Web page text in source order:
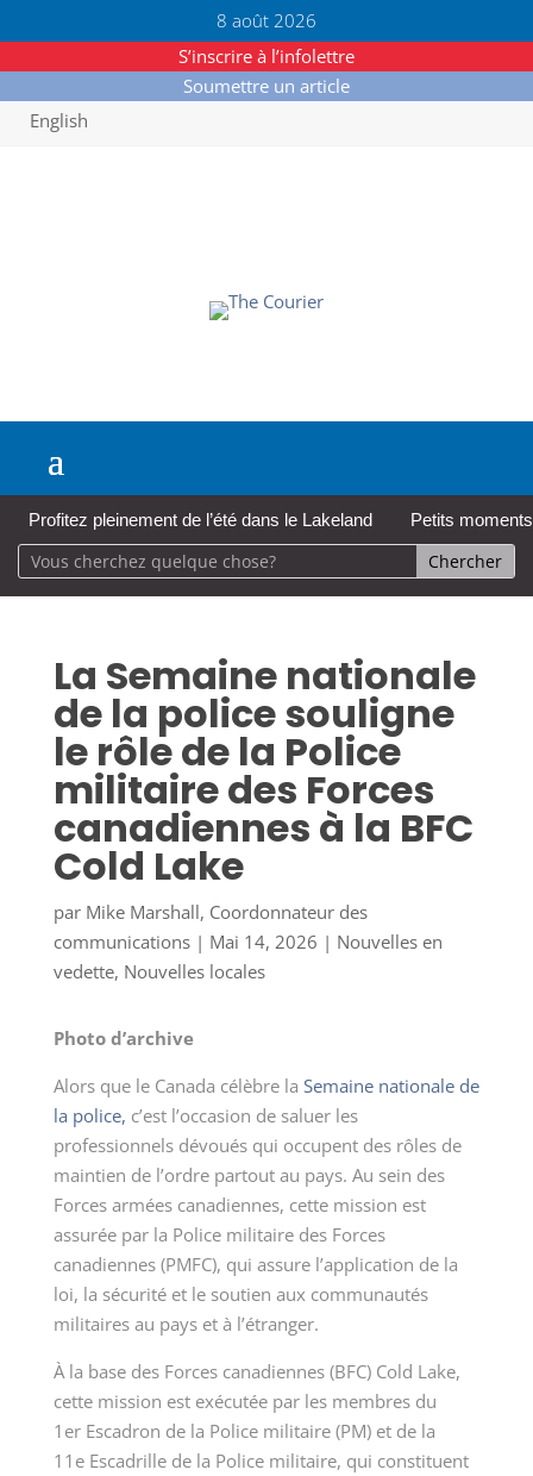
8 août 2026
S’inscrire à l’infolettre
Soumettre un article
English
Profitez pleinement de l’été dans le Lakeland Petits
La Semaine nationale
de la police souligne
le rôle de la Police
militaire des Forces
canadiennes à la BFC
Cold Lake
par Mike Marshall, Coordonnateur des
communications| Mai 14, 2026 | Nouvelles en
vedette, Nouvelles locales
Photo d’archive
Alors que le Canada célèbre la Semaine nationale de
la police, c’est l’occasion de saluer les
professionnels dévoués qui occupent des rôles de
maintien de l’ordre partout au pays. Au sein des
Forces armées canadiennes, cette mission est
assurée par la Police militaire des Forces
canadiennes (PMFC), qui assure l’application de la
loi, la sécurité et le soutien aux communautés
militaires au pays et à l’étranger.
À la base des Forces canadiennes (BFC) Cold Lake,
cette mission est exécutée par les membres du
1er Escadron de la Police militaire (PM) et de la
11e Escadrille de la Police militaire, qui constituent